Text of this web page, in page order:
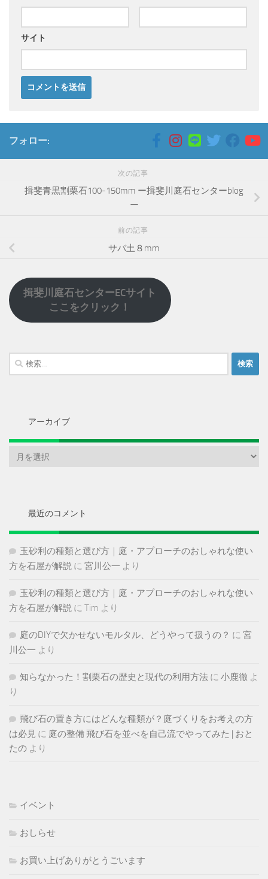
サイト
フォロー:
次の記事
揖斐青黒割栗石100-150mm ー揖斐川庭石センターblog
ー
前の記事
サバ土８mm
揖斐川庭石センターECサイト
ここをクリック！
検
索:
アーカイブ
最近のコメント
玉砂利の種類と選び方｜庭・アプローチのおしゃれな使い
方を石屋が解説 に 宮川公一 より
玉砂利の種類と選び方｜庭・アプローチのおしゃれな使い
方を石屋が解説 に Tim より
庭のDIYで欠かせないモルタル、どうやって扱うの？ に 宮
川公一 より
知らなかった！割栗石の歴史と現代の利用方法 に 小鹿徹 よ
り
飛び石の置き方にはどんな種類が？庭づくりをお考えの方
は必見 に 庭の整備 飛び石を並べを自己流でやってみた | おと
たの より
イベント
おしらせ
お買い上げありがとうごいます